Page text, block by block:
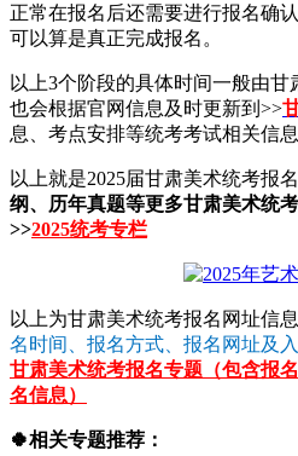
正常在报名后还需要进行报名确
可以算是真正完成报名。
以上3个阶段的具体时间一般由
也会根据官网信息及时更新到>>
息、考点安排等统考考试相关信息
以上就是2025届甘肃美术统考报
纲、历年真题等更多甘肃美术统
>>2025统考专栏
以上为甘肃美术统考报名网址信
名时间、报名方式、报名网址及
甘肃美术统考报名专题（包含报
名信息）
🍀相关专题推荐：